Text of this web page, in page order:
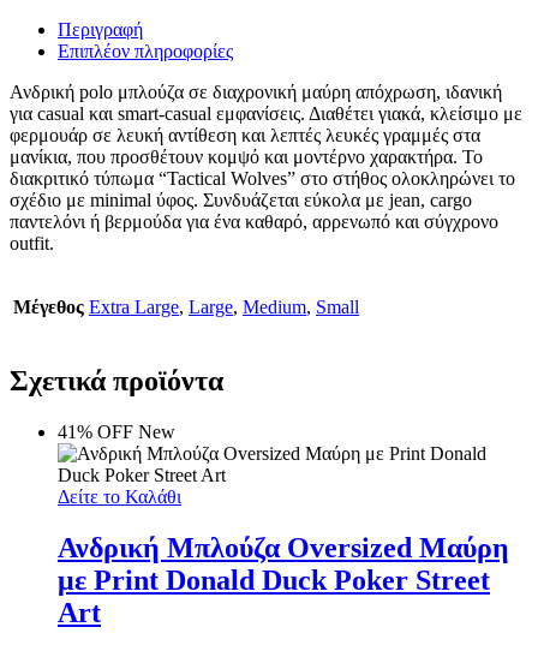
Περιγραφή
Επιπλέον πληροφορίες
Ανδρική polo μπλούζα σε διαχρονική μαύρη απόχρωση, ιδανική
για casual και smart-casual εμφανίσεις. Διαθέτει γιακά, κλείσιμο με
φερμουάρ σε λευκή αντίθεση και λεπτές λευκές γραμμές στα
μανίκια, που προσθέτουν κομψό και μοντέρνο χαρακτήρα. Το
διακριτικό τύπωμα “Tactical Wolves” στο στήθος ολοκληρώνει το
σχέδιο με minimal ύφος. Συνδυάζεται εύκολα με jean, cargo
παντελόνι ή βερμούδα για ένα καθαρό, αρρενωπό και σύγχρονο
outfit.
Μέγεθος Extra Large, Large, Medium, Small
Σχετικά προϊόντα
41% OFF New
Δείτε το Καλάθι
Ανδρική Μπλούζα Oversized Μαύρη
με Print Donald Duck Poker Street
Art